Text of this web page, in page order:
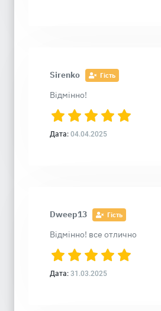
Sirenko Гість
Відмінно!
Дата: 04.04.2025
Dweep13 Гість
Відмінно! все отлично
Дата: 31.03.2025